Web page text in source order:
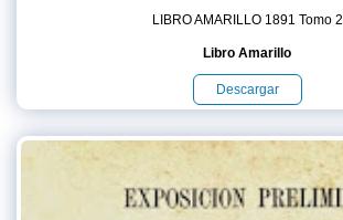
LIBRO AMARILLO 1891 Tomo 2
Libro Amarillo
Descargar